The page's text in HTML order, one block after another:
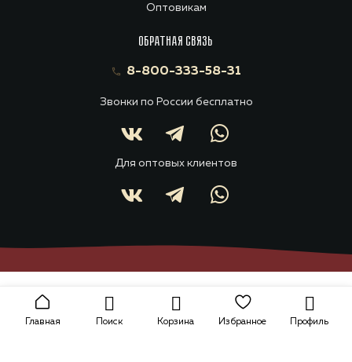
Оптовикам
ОБРАТНАЯ СВЯЗЬ
8-800-333-58-31
Звонки по России бесплатно
Для оптовых клиентов
Главная Поиск Корзина Избранное Профиль